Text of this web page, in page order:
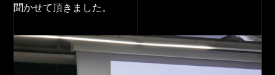
聞かせて頂きました。